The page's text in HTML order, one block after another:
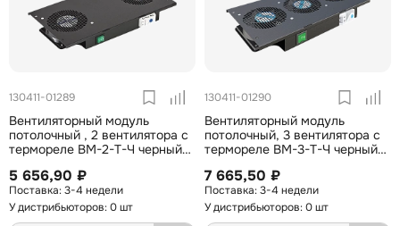
130411-01289
Вентиляторный модуль
потолочный , 2 вентилятора с
термореле ВМ-2-Т-Ч черный
5 656,90 ₽
3-4 недели
У дистрибьюторов: 0 шт
130411-01290
Вентиляторный модуль
потолочный, 3 вентилятора с
термореле ВМ-3-Т-Ч черный
7 665,50 ₽
3-4 недели
У дистрибьюторов: 0 шт